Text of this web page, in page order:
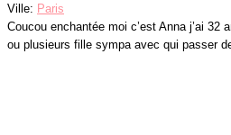
Ville: Paris
Coucou enchantée moi c’est Anna j’ai 32
ou plusieurs fille sympa avec qui passer